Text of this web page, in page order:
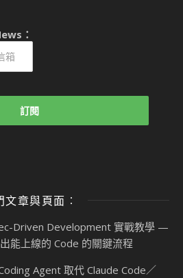
：
文章與頁面︰
Driven Development 實戰教學 —
能上線的 Code 的關鍵流程
Agent 取代 Claude Code／